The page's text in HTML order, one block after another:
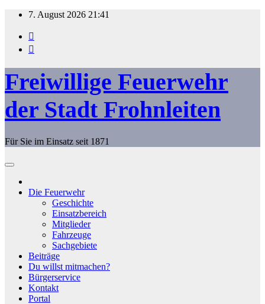
Zum
springen
7. August 2026 21:41
Freiwillige Feuerwehr
der Stadt Frohnleiten
Für Sie im Einsatz seit 1871
Die Feuerwehr
Geschichte
Einsatzbereich
Mitglieder
Fahrzeuge
Sachgebiete
Beiträge
Du willst mitmachen?
Bürgerservice
Kontakt
Portal